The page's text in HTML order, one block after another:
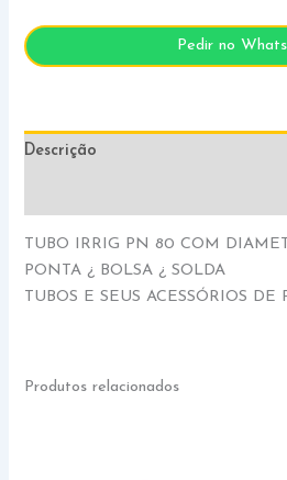
Pedir no
Descrição
TUBO IRRIG PN 80 COM
PONTA ¿ BOLSA ¿ SOLDA
TUBOS E SEUS ACESSÓRIOS DE
Produtos relacionados